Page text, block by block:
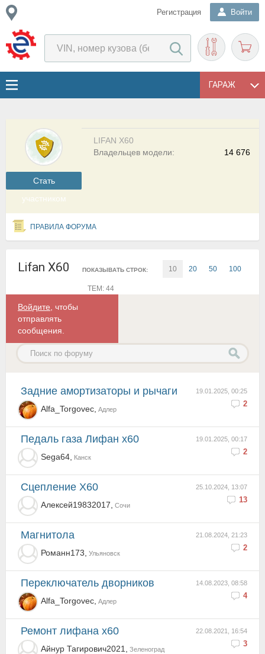
Регистрация Войти
ГАРАЖ
Cтать
участником
LIFAN X60
14 676
Владельцев модели:
ПРАВИЛА ФОРУМА
Lifan X60 ПОКАЗЫВАТЬ СТРОК: 10 20 50 100
ТЕМ: 44
Войдите , чтобы
отправлять
сообщения.
19.01.2025, 00:25
2
Задние амортизаторы и рычаги
Alfa_Torgovec, Адлер
19.01.2025, 00:17
2
Педаль газа Лифан х60
Sega64, Канск
25.10.2024, 13:07
13
Сцепление Х60
Алексей19832017, Сочи
21.08.2024, 21:23
2
Магнитола
Романн173, Ульяновск
14.08.2023, 08:58
4
Переключатель дворников
Alfa_Torgovec, Адлер
22.08.2021, 16:54
3
ремонт лифана х60
Айнур Тагирович2021, Зеленоград